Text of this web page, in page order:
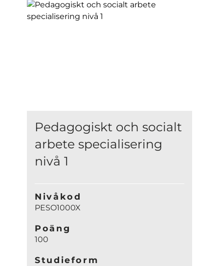
Pedagogiskt och socialt
arbete specialisering
nivå 1
Nivåkod
PESO1000X
Poäng
100
Studieform